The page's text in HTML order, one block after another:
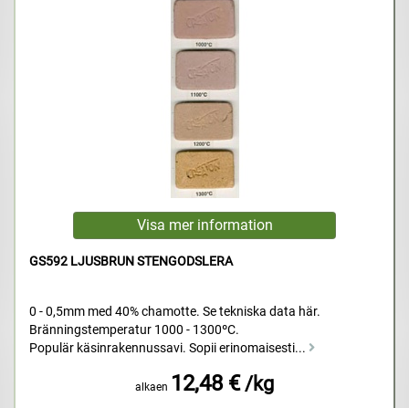
GS592 LJUSBRUN STENGODSLERA
0 - 0,5mm med 40% chamotte. Se tekniska data här.
Bränningstemperatur 1000 - 1300ºC.
Populär käsinrakennussavi. Sopii erinomaisesti...
alkaen 12,48 € /kg